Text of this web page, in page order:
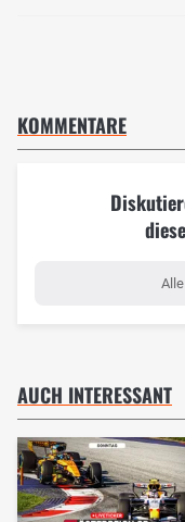
KOMMENTARE
AUCH INTERESSANT